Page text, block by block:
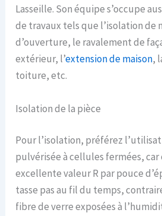
Lasseille. Son équipe s’occupe
de travaux tels que l’isolation de
d’ouverture, le ravalement de
extérieur, l’extension de maison,
toiture, etc.
Isolation de la pièce
Pour l’isolation, préférez
pulvérisée à cellules fermées,
excellente valeur R par pouce
tasse pas au fil du temps,
fibre de verre exposées à